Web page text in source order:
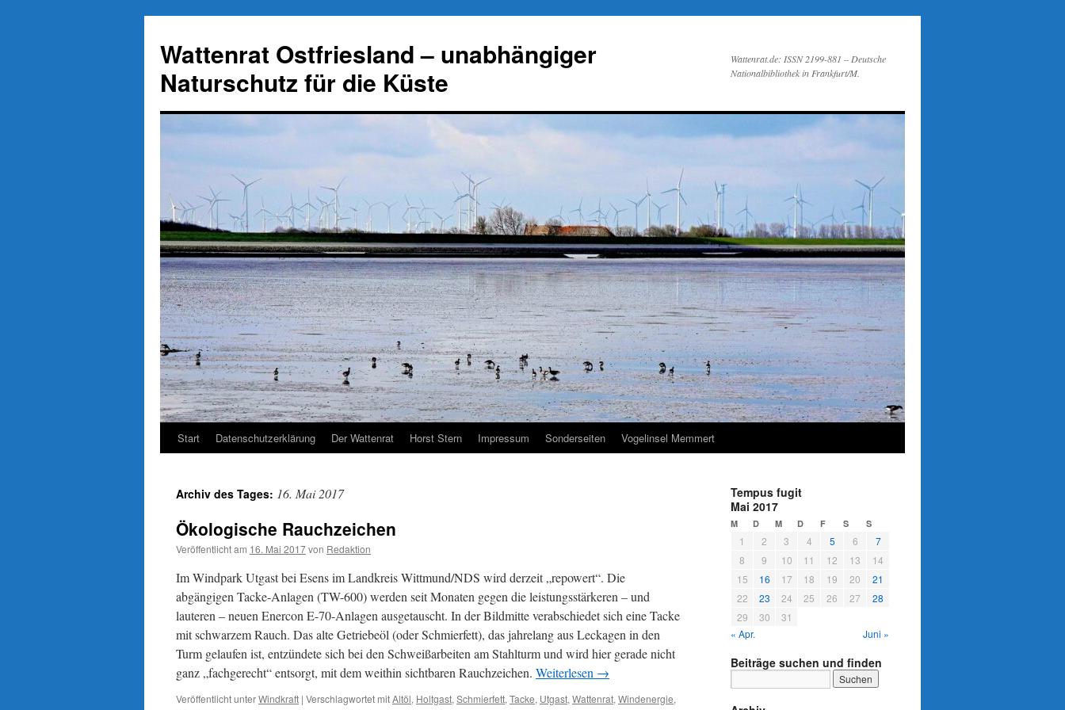
springen
Wattenrat Ostfriesland – unabhängiger
Naturschutz für die Küste
Wattenrat.de: ISSN 2199-881 – Deutsche
Nationalbibliothek in Frankfurt/M.
Start Datenschutzerklärung Der Wattenrat Horst Stern Impressum Sonderseiten Vogelinsel Memmert
Archiv des Tages: 16. Mai 2017
Ökologische Rauchzeichen
Veröffentlicht am 16. Mai 2017von Redaktion
Im Windpark Utgast bei Esens im Landkreis Wittmund/NDS wird derzeit „repowert“. Die
abgängigen Tacke-Anlagen (TW-600) werden seit Monaten gegen die leistungsstärkeren – und
lauteren – neuen Enercon E-70-Anlagen ausgetauscht. In der Bildmitte verabschiedet sich eine Tacke
mit schwarzem Rauch. Das alte Getriebeöl (oder Schmierfett), das jahrelang aus Leckagen in den
Turm gelaufen ist, entzündete sich bei den Schweißarbeiten am Stahlturm und wird hier gerade nicht
ganz „fachgerecht“ entsorgt, mit dem weithin sichtbaren Rauchzeichen. Weiterlesen →
Veröffentlicht unterWindkraft | Verschlagwortet mitAltöl, Holtgast, Schmierfett, Tacke, Utgast, Wattenrat, Windenergie,
Tempus fugit
Mai 2017
M D M D F S S
1 2 3 4 5 6
7
8
9 10 11 12 13
14
15
16 17 18 19 20
21
22
23 24 25 26 27
28
29
30
31
« Apr.
Juni »
Beiträge suchen und finden